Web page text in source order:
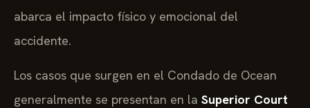
abarca el impacto físico y emocional del
accidente.
Los casos que surgen en el Condado de Ocean
generalmente se presentan en la Superior Court